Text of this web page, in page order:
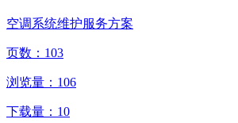
空调系统维护服务方案
页数： 103
浏览量： 106
下载量： 10